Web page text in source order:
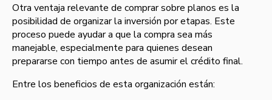
Otra ventaja relevante de comprar sobre planos es la
posibilidad de organizar la inversión por etapas. Este
proceso puede ayudar a que la compra sea más
manejable, especialmente para quienes desean
prepararse con tiempo antes de asumir el crédito final.
Entre los beneficios de esta organización están: